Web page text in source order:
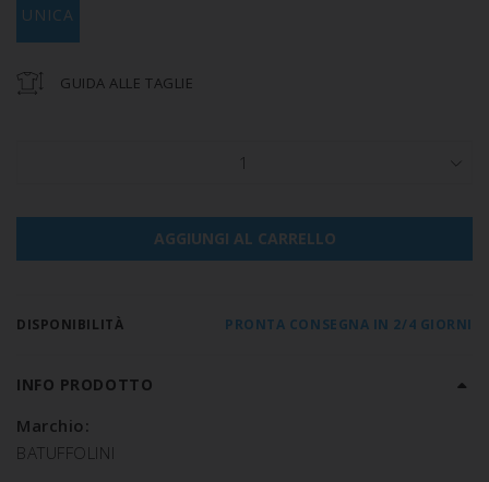
UNICA
GUIDA ALLE TAGLIE
1
AGGIUNGI AL CARRELLO
DISPONIBILITÀ PRONTA CONSEGNA IN 2/4 GIORNI
INFO PRODOTTO
Marchio:
BATUFFOLINI